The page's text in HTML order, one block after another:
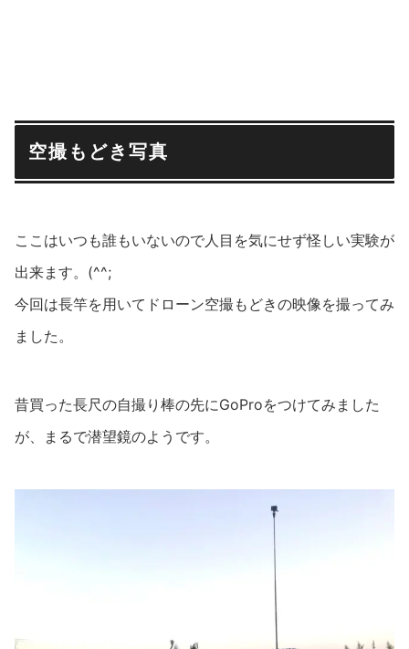
空撮もどき写真
ここはいつも誰もいないので人目を気にせず怪しい実験が
出来ます。(^^;
今回は長竿を用いてドローン空撮もどきの映像を撮ってみ
ました。
昔買った長尺の自撮り棒の先にGoProをつけてみました
が、まるで潜望鏡のようです。